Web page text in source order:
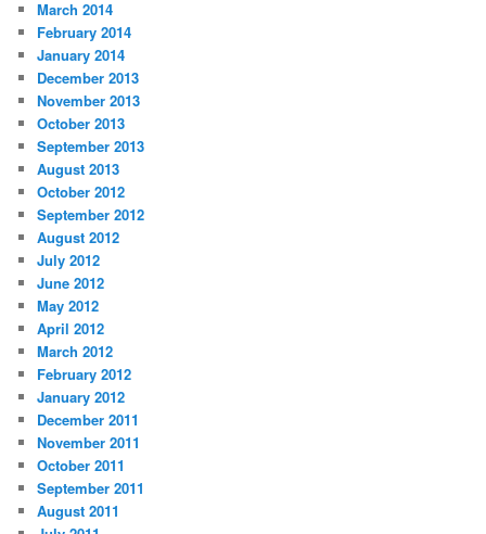
March 2014
February 2014
January 2014
December 2013
November 2013
October 2013
September 2013
August 2013
October 2012
September 2012
August 2012
July 2012
June 2012
May 2012
April 2012
March 2012
February 2012
January 2012
December 2011
November 2011
October 2011
September 2011
August 2011